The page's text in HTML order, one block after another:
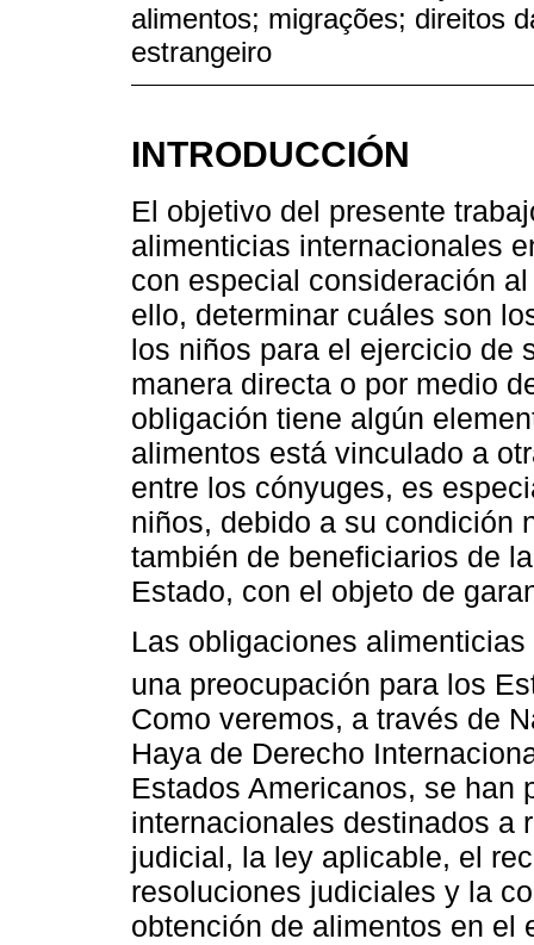
alimentos; migrações; direitos
estrangeiro
INTRODUCCIÓN
El objetivo del presente
alimenticias internacionales
con especial consideración
ello, determinar cuáles son
los niños para el ejercicio de
manera directa o por medio
obligación tiene algún
alimentos está vinculado a
entre los cónyuges, es
niños, debido a su condición
también de beneficiarios de
Estado, con el objeto de
Las obligaciones
una preocupación para los
Como veremos, a través de
Haya de Derecho
Estados Americanos, se han
internacionales destinados a
judicial, la ley aplicable, el
resoluciones judiciales y la
obtención de alimentos en el